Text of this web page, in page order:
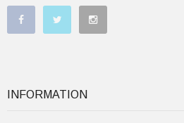
INFORMATION